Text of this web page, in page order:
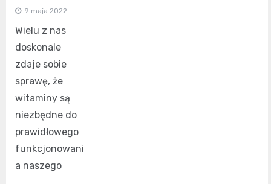
9 maja 2022
Wielu z nas
doskonale
zdaje sobie
sprawę, że
witaminy są
niezbędne do
prawidłowego
funkcjonowani
a naszego